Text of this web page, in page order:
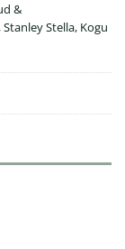
&
Stanley Stella, Kogu